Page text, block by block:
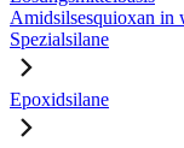
Amidsilsesquioxan in
Spezialsilane
Epoxidsilane